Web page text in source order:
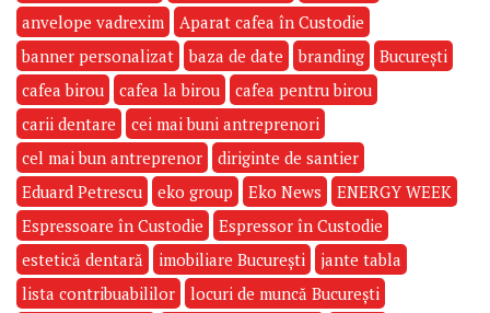
anvelope vadrexim
Aparat cafea în Custodie
banner personalizat
baza de date branding
București
cafea birou
cafea la birou
cafea pentru birou
carii dentare
cei mai buni antreprenori
cel mai bun antreprenor
diriginte de santier
Eduard Petrescu
eko group Eko News
ENERGY WEEK
Espressoare în Custodie
Espressor în Custodie
estetică dentară
imobiliare București
jante tabla
lista contribuabililor
locuri de muncă București